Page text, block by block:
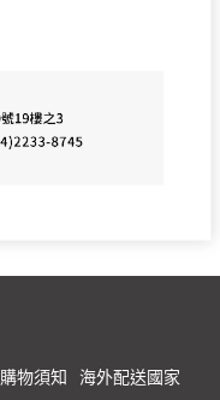
購物須知 海外配送國家